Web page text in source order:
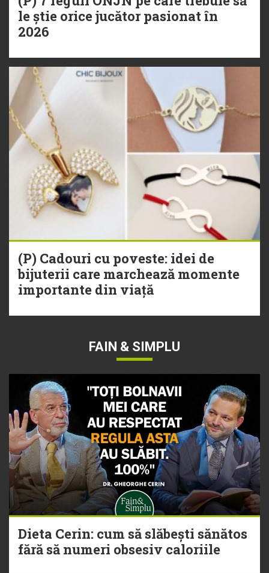
le știe orice jucător pasionat în
2026
(P) Cadouri cu poveste: idei de
bijuterii care marchează momente
importante din viață
FAIN & SIMPLU
Dieta Cerin: cum să slăbești sănătos
fără să numeri obsesiv caloriile